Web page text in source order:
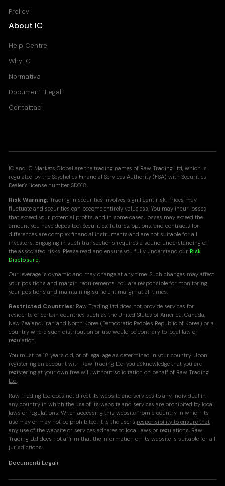
Prelievi
About IC
Help Centre
Why IC
Normativa
Documenti Legali
Contattaci
IC and IC Markets Global are the trading names of Raw Trading Ltd, which is
regulated by the Seychelles Financial Services Authority (FSA) with Securities
Dealer's license number SD018.
Risk Warning: Trading in securities involves significant risk. Prices may
fluctuate and securities can become entirely valueless. You may incur losses
that exceed your potential profits, and in some cases, losses may exceed the
amount you have deposited. Securities, futures, options, and contracts for
differences are complex financial instruments and are not suitable for all
investors. Engaging in such transactions requires a sound understanding of
the associated risks. Please read and ensure you fully understand ourRisk
Disclosure.
Our leverage is dynamic and may change at any time. Such changes may affect
your positions and margin requirements. You are responsible for monitoring
your positions and maintaining sufficient margin at all times.
Restricted Countries: Raw Trading Ltd does not provide services for
residents of certain countries such as the United States of America, Canada,
New Zealand, Iran and North Korea (Democratic People's Republic of Korea) or a
country where such distribution or use would be contrary to local law or
regulation.
You must be 18 years old, or of legal age as determined in your country. Upon
registering an account with Raw Trading Ltd, you acknowledge that you are
registeringat your own free will, without solicitation on behalf of Raw Trading
Ltd.
Raw Trading Ltd does not direct its website and services to any individual in
any country in which the use of its website and services are prohibited by local
laws or regulations. When accessing this website from a country in which its
use may or may not be prohibited, it is the user's responsibility to ensure that
any use of the website or services adheres to local laws or regulations. Raw
Trading Ltd does not affirm that the information on its website is suitable for all
jurisdictions.
Documenti Legali